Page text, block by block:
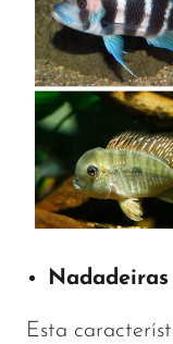
Nadadeiras
Esta